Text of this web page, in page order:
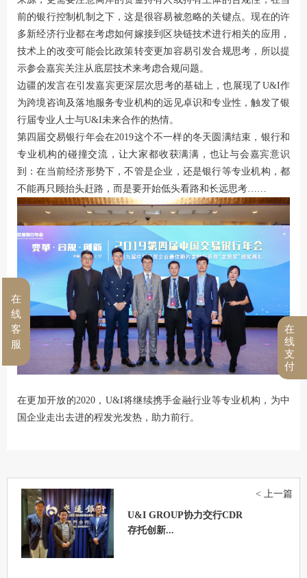
前的银行控制机制之下，这是很容易被忽略的关键点。现在的许
多新经济行业都在考虑如何嫁接到区块链技术进行相关的应用，
技术上的改变可能会比政策转变更加容易引发合规思考，所以提
示参会嘉宾关注从底层技术来考虑合规问题。
边疆的发言在引发嘉宾更深层次思考的基础上，也展现了U&I作
为跨境咨询及落地服务专业机构的远见卓识和专业性，触发了银
行届专业人士与U&I未来合作的热情。
第四届交易银行年会在2019这个不一样的冬天圆满结束，银行和
专业机构的碰撞交流，让大家都收获满满，也让与会嘉宾意识
到：在当前经济形势下，不管是企业，还是银行等专业机构，都
不能再只顾抬头赶路，而是要开始低头看路和长远思考……
在更加开放的2020，U&I将继续携手金融行业等专业机构，为中
国企业走出去进的程发光发热，助力前行。
U&I GROUP协力交行CDR
存托创新...
< 上一篇
在
线
客
服
在
线
支
付